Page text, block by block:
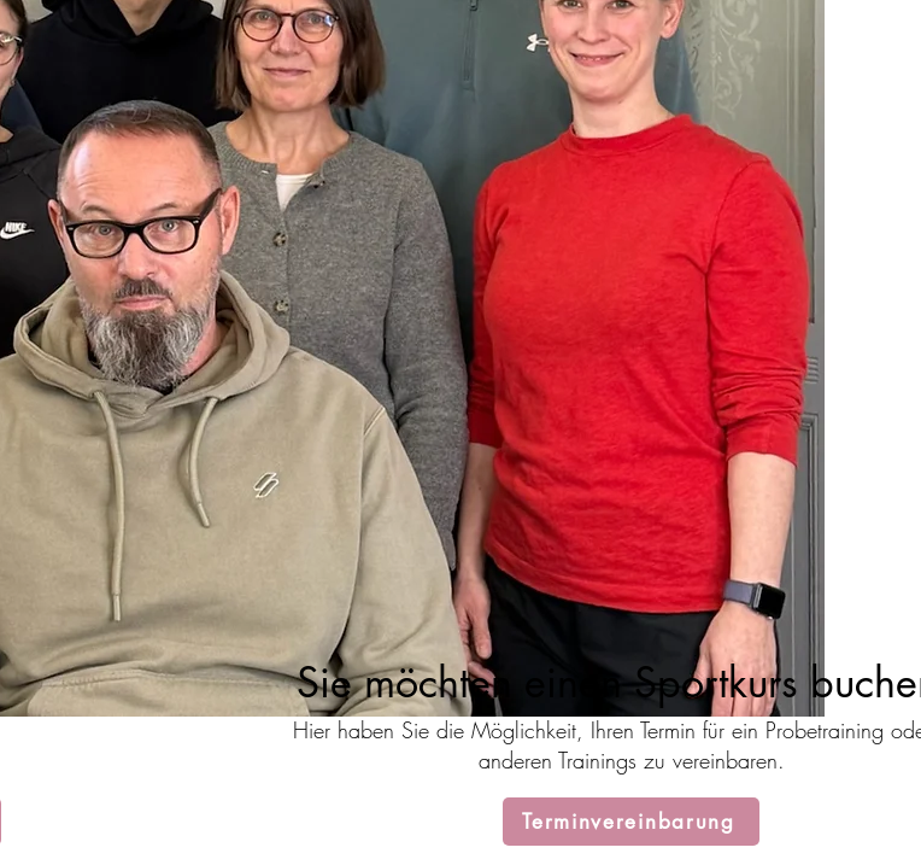
Sie möchten einen Sportkurs
Hier haben Sie die Möglichkeit, Ihren Termin für ein Probetraining
anderen Trainings zu vereinbaren.
Terminvereinbarung